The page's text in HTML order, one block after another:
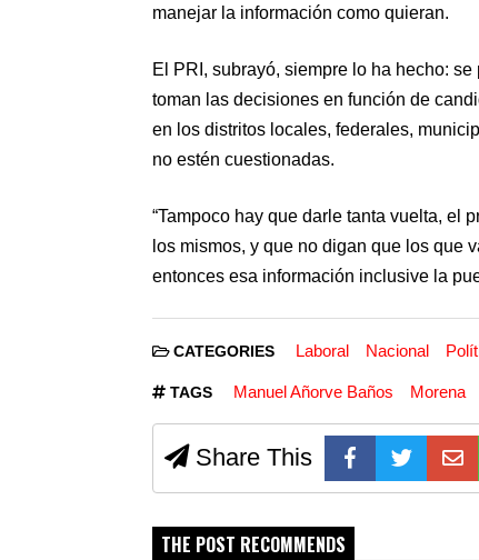
manejar la información como quieran.
El PRI, subrayó, siempre lo ha hecho:
toman las decisiones en función de
en los distritos locales, federales,
no estén cuestionadas.
“Tampoco hay que darle tanta vuelta, el
los mismos, y que no digan que los que
entonces esa información inclusive la
CATEGORIES Laboral Nacional
TAGS Manuel Añorve Baños Morena
Share This
THE POST RECOMMENDS